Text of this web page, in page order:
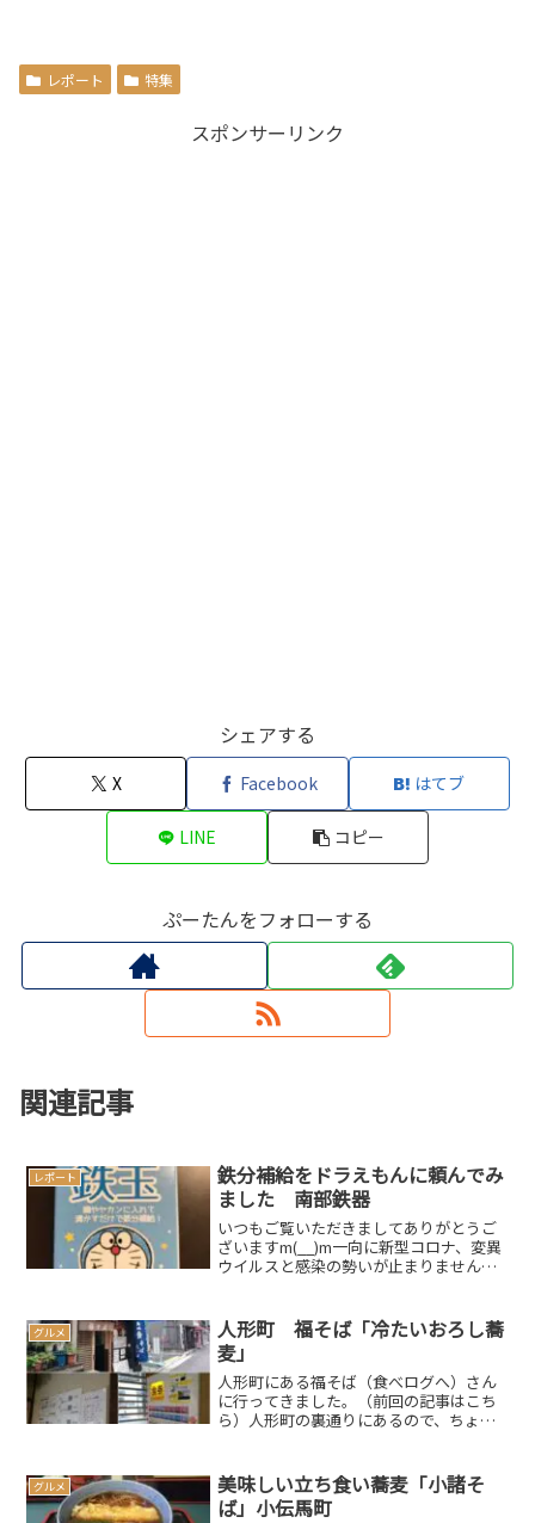
レポート 特集
スポンサーリンク
シェアする
X Facebook はてブ
LINE コピー
ぷーたんをフォローする
関連記事
レポート
鉄分補給をドラえもんに頼んでみ
ました 南部鉄器
いつもご覧いただきましてありがとうご
ざいますm(__)m一向に新型コロナ、変異
ウイルスと感染の勢いが止まりませんね
た妻…大きな自覚症状はないとはいうも
のの、ちょっと心配...
グルメ
人形町 福そば「冷たいおろし蕎
麦」
人形町にある福そば（食べログへ）さん
に行ってきました。（前回の記事はこち
ら）人形町の裏通りにあるので、ちょっ
は温かい蕎麦だったので、今回は冷たい
蕎麦「冷たいおろしそば」...
グルメ
美味しい立ち食い蕎麦「小諸そ
ば」小伝馬町